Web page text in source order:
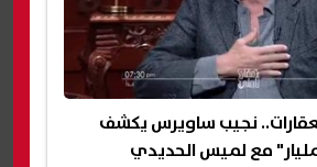
نجيب ساويرس يكشف
مع لميس الحديدي